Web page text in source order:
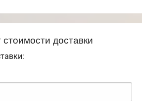
стоимости доставки